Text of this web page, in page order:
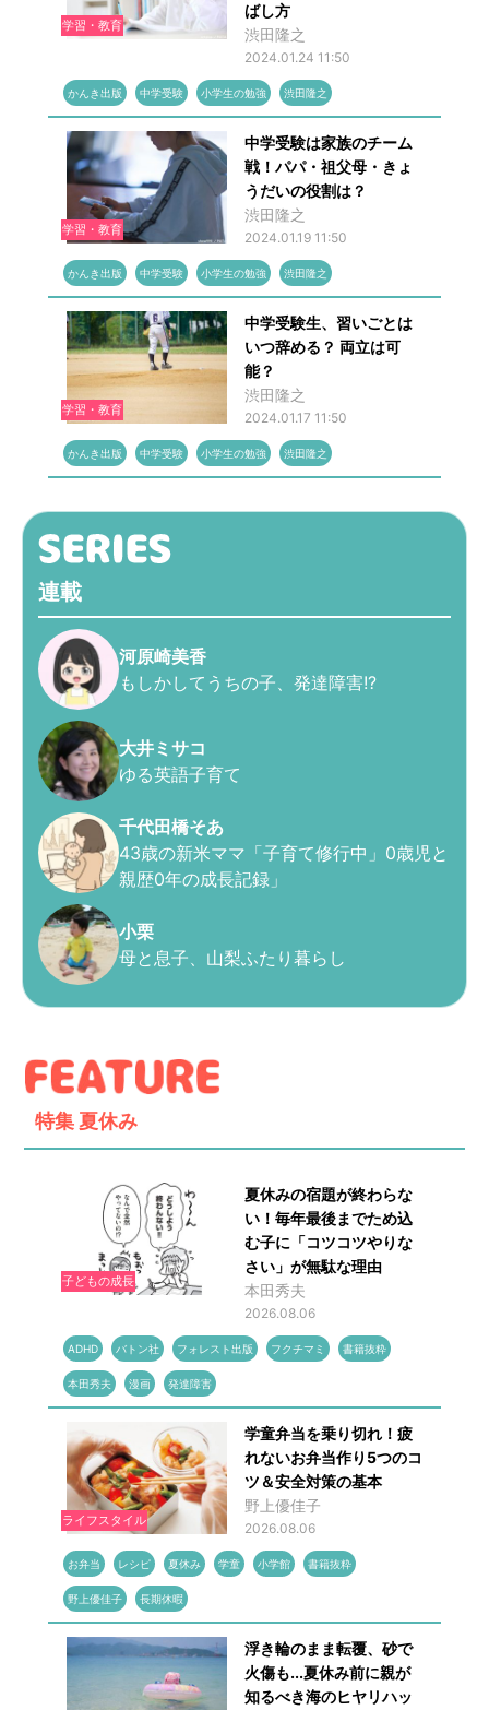
学習・教育
ばし方
渋田隆之
2024.01.24 11:50
かんき出版 中学受験 小学生の勉強 渋田隆之
学習・教育
中学受験は家族のチーム
戦！パパ・祖父母・きょ
うだいの役割は？
渋田隆之
2024.01.19 11:50
かんき出版 中学受験 小学生の勉強 渋田隆之
学習・教育
中学受験生、習いごとは
いつ辞める？ 両立は可
能？
渋田隆之
2024.01.17 11:50
かんき出版 中学受験 小学生の勉強 渋田隆之
連載
河原崎美香
もしかしてうちの子、発達障害!?
大井ミサコ
ゆる英語子育て
千代田橋そあ
43歳の新米ママ「子育て修行中」0歳児と
親歴0年の成長記録」
小栗
母と息子、山梨ふたり暮らし
特集 夏休み
子どもの成長
夏休みの宿題が終わらな
い！毎年最後までため込
む子に「コツコツやりな
さい」が無駄な理由
本田秀夫
2026.08.06
ADHD バトン社 フォレスト出版 フクチマミ 書籍抜粋
本田秀夫 漫画 発達障害
ライフスタイル
学童弁当を乗り切れ！疲
れないお弁当作り5つのコ
ツ＆安全対策の基本
野上優佳子
2026.08.06
お弁当 レシピ 夏休み 学童 小学館 書籍抜粋
野上優佳子 長期休暇
浮き輪のまま転覆、砂で
火傷も...夏休み前に親が
知るべき海のヒヤリハッ